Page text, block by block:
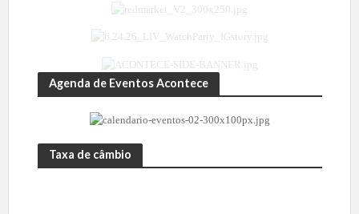
Agenda de Eventos Acontece
Taxa de câmbio